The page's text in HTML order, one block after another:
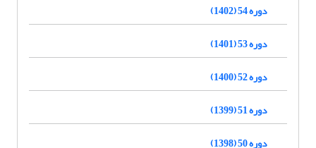
دوره 54 (1402)
دوره 53 (1401)
دوره 52 (1400)
دوره 51 (1399)
دوره 50 (1398)